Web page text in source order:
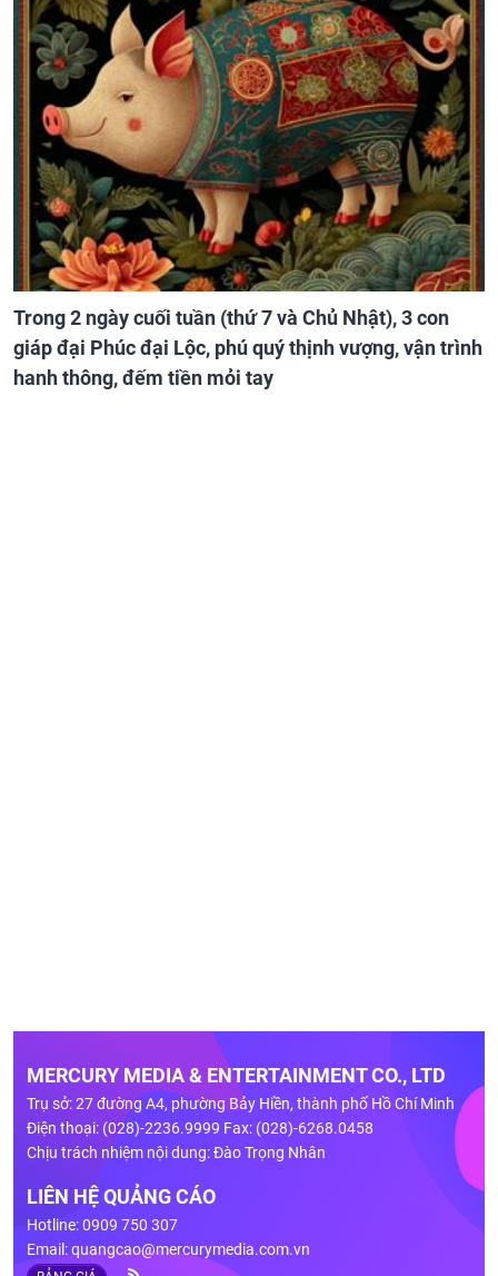
Trong 2 ngày cuối tuần (thứ 7 và Chủ Nhật), 3 con
giáp đại Phúc đại Lộc, phú quý thịnh vượng, vận trình
hanh thông, đếm tiền mỏi tay
MERCURY MEDIA & ENTERTAINMENT CO., LTD
Trụ sở: 27 đường A4, phường Bảy Hiền, thành phố Hồ Chí Minh
Điện thoại: (028)-2236.9999 Fax: (028)-6268.0458
Chịu trách nhiệm nội dung: Đào Trọng Nhân
LIÊN HỆ QUẢNG CÁO
Hotline: 0909 750 307
Email:quangcao@mercurymedia.com.vn